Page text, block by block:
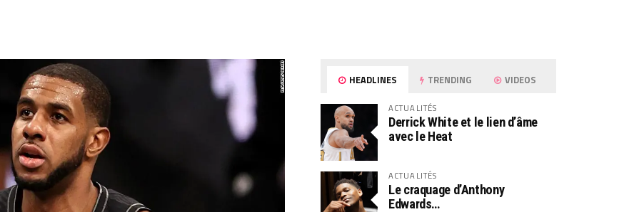
HEADLINES TRENDING VIDEOS
ACTUALITÉS
Derrick White et le lien d’âme
avec le Heat
ACTUALITÉS
Le craquage d’Anthony
Edwards…